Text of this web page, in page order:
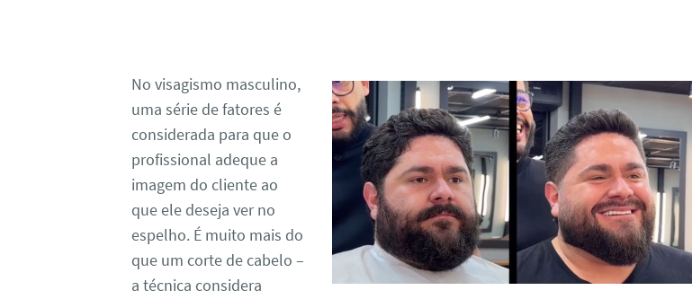
No visagismo masculino,
uma série de fatores é
considerada para que o
profissional adeque a
imagem do cliente ao
que ele deseja ver no
espelho. É muito mais do
que um corte de cabelo –
a técnica considera